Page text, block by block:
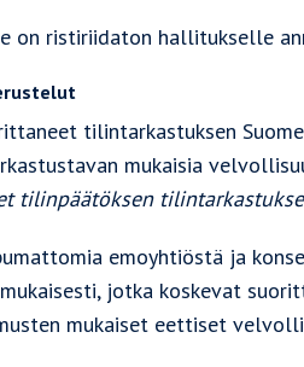
on ristiriidaton hallitukselle
tilintarkastuksen
mukaisia
tilinpäätöksen
emoyhtiöstä ja
jotka koskevat
mukaiset eettiset